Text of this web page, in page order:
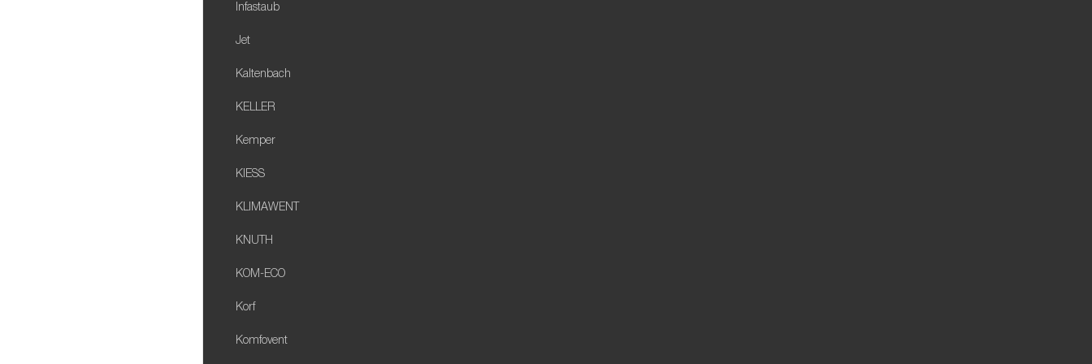
Infastaub
Jet
Kaltenbach
KELLER
Kemper
KIESS
KLIMAWENT
KNUTH
KOM-ECO
Korf
Komfovent